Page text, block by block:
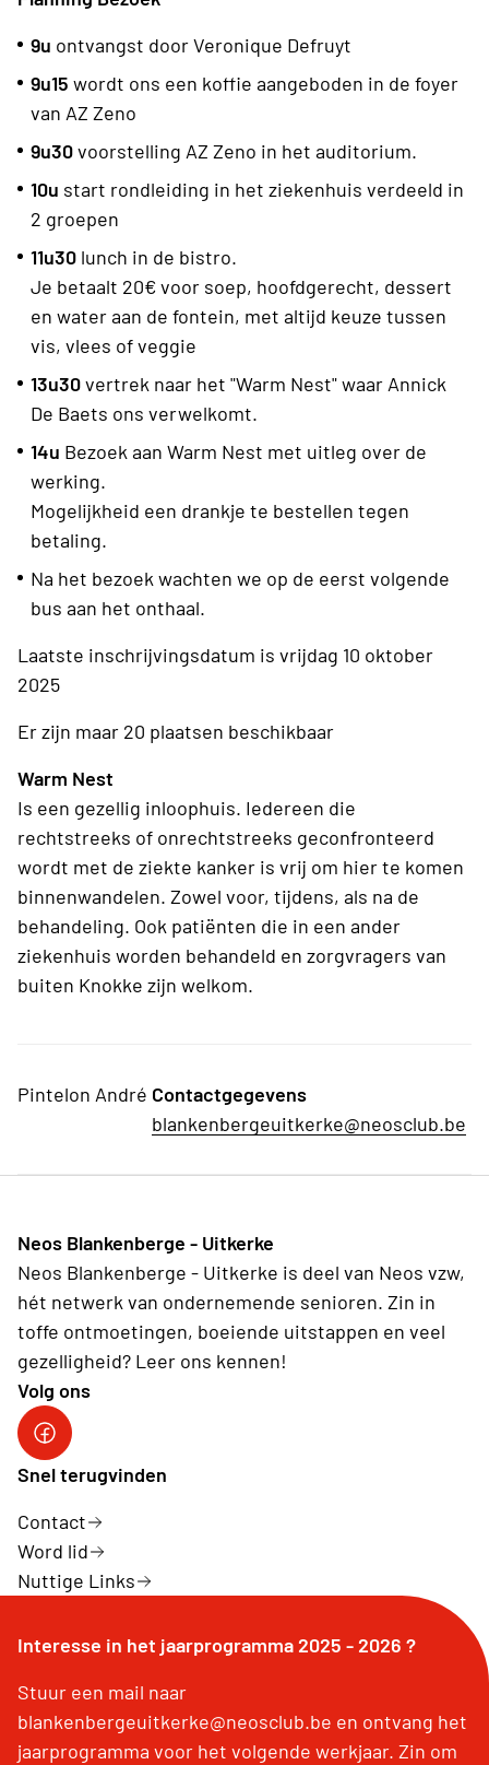
9u ontvangst door Veronique Defruyt
9u15 wordt ons een koffie aangeboden in de foyer
van AZ Zeno
9u30voorstelling AZ Zeno in het auditorium.
10u start rondleiding in het ziekenhuis verdeeld in
2 groepen
11u30 lunch in de bistro.
Je betaalt 20€ voor soep, hoofdgerecht, dessert
en water aan de fontein, met altijd keuze tussen
vis, vlees of veggie
13u30vertrek naar het "Warm Nest" waar Annick
De Baets ons verwelkomt.
14u Bezoek aan Warm Nest met uitleg over de
werking.
Mogelijkheid een drankje te bestellen tegen
betaling.
Na het bezoek wachten we op de eerst volgende
bus aan het onthaal.
Laatste inschrijvingsdatum is vrijdag 10 oktober
2025
Er zijn maar 20 plaatsen beschikbaar
Warm Nest
Is een gezellig inloophuis. Iedereen die
rechtstreeks of onrechtstreeks geconfronteerd
wordt met de ziekte kanker is vrij om hier te komen
binnenwandelen. Zowel voor, tijdens, als na de
behandeling. Ook patiënten die in een ander
ziekenhuis worden behandeld en zorgvragers van
buiten Knokke zijn welkom.
Pintelon André Contactgegevens
blankenbergeuitkerke@neosclub.be
Neos Blankenberge - Uitkerke
Neos Blankenberge - Uitkerke is deel van Neos vzw,
hét netwerk van ondernemende senioren. Zin in
toffe ontmoetingen, boeiende uitstappen en veel
gezelligheid? Leer ons kennen!
Volg ons
Neos Blankenberge - Uitkerke
Snel terugvinden
Contact
Word lid
Nuttige Links
Interesse in het jaarprogramma 2025 - 2026 ?
Stuur een mail naar
blankenbergeuitkerke@neosclub.be en ontvang het
jaarprogramma voor het volgende werkjaar. Zin om